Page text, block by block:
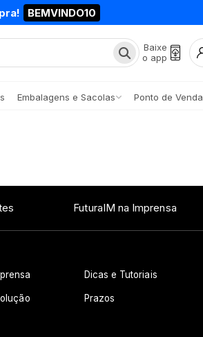
BEMVINDO10
Baixe
o app
Embalagens e Sacolas Ponto de Venda
FuturaIM na Imprensa
Dicas e Tutoriais
Prazos